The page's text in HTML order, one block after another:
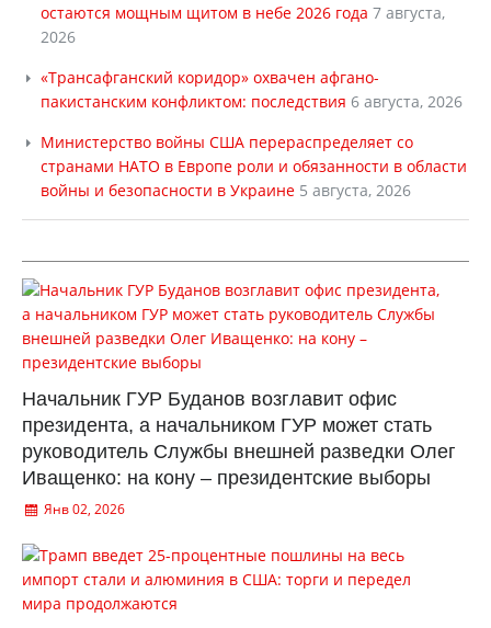
остаются мощным щитом в небе 2026 года 7 августа,
2026
«Трансафганский коридор» охвачен афгано-
пакистанским конфликтом: последствия 6 августа, 2026
Министерство войны США перераспределяет со
странами НАТО в Европе роли и обязанности в области
войны и безопасности в Украине 5 августа, 2026
Начальник ГУР Буданов возглавит офис
президента, а начальником ГУР может стать
руководитель Службы внешней разведки Олег
Иващенко: на кону – президентские выборы
Янв 02, 2026